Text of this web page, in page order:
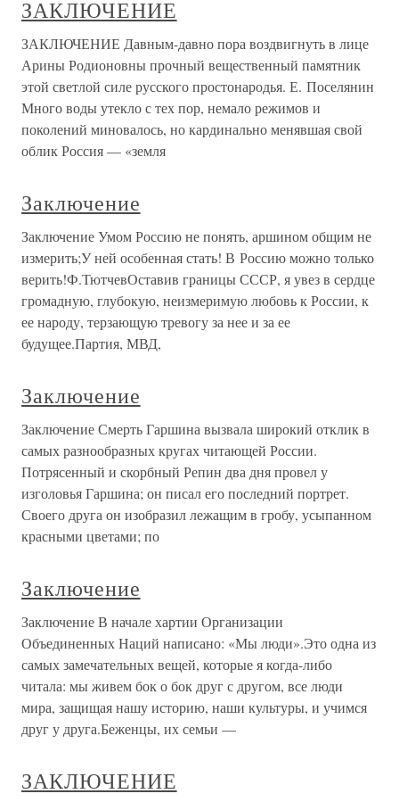
ЗАКЛЮЧЕНИЕ
ЗАКЛЮЧЕНИЕ Давным-давно пора воздвигнуть в лице
Арины Родионовны прочный вещественный памятник
этой светлой силе русского простонародья. Е. Поселянин
Много воды утекло с тех пор, немало режимов и
поколений миновалось, но кардинально менявшая свой
облик Россия — «земля
Заключение
Заключение Умом Россию не понять, аршином общим не
измерить;У ней особенная стать! В Россию можно только
верить!Ф.ТютчевОставив границы СССР, я увез в сердце
громадную, глубокую, неизмеримую любовь к России, к
ее народу, терзающую тревогу за нее и за ее
будущее.Партия, МВД,
Заключение
Заключение Смерть Гаршина вызвала широкий отклик в
самых разнообразных кругах читающей России.
Потрясенный и скорбный Репин два дня провел у
изголовья Гаршина; он писал его последний портрет.
Своего друга он изобразил лежащим в гробу, усыпанном
красными цветами; по
Заключение
Заключение В начале хартии Организации
Объединенных Наций написано: «Мы люди».Это одна из
самых замечательных вещей, которые я когда-либо
читала: мы живем бок о бок друг с другом, все люди
мира, защищая нашу историю, наши культуры, и учимся
друг у друга.Беженцы, их семьи —
ЗАКЛЮЧЕНИЕ